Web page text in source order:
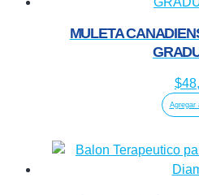
MULETA
$
Agregar